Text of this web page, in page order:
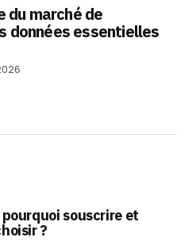
du marché de
données essentielles
souscrire et
?